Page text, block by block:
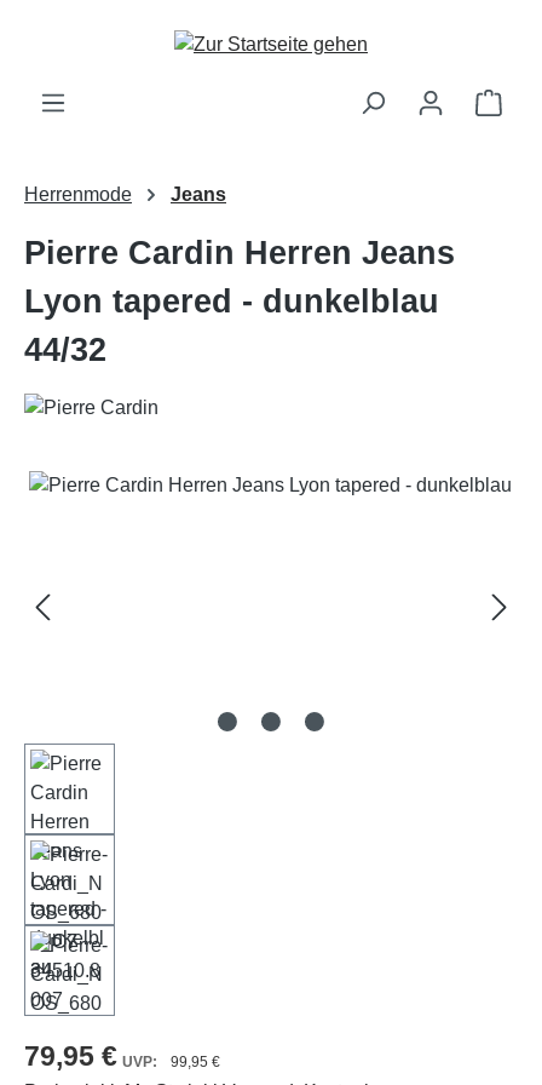
Zum Hauptinhalt springen
Herrenmode Jeans
Pierre Cardin Herren Jeans
Lyon tapered - dunkelblau
44/32
Bildergalerie überspringen
79,95 € 99,95 €